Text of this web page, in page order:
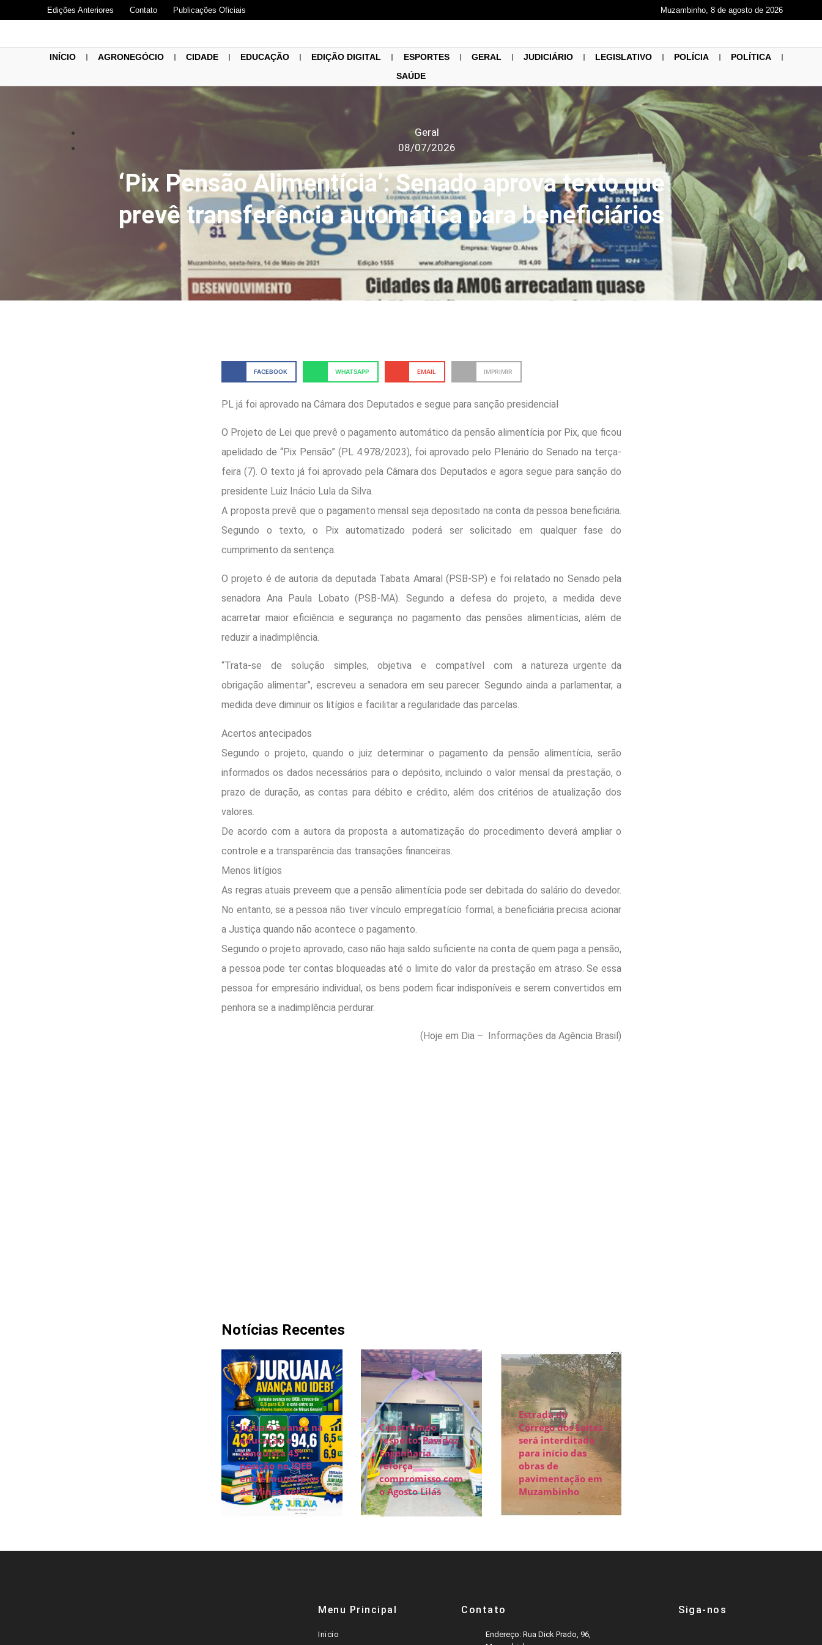
Edições Anteriores Contato Publicações Oficiais Muzambinho, 8 de agosto de 2026
INÍCIO AGRONEGÓCIO CIDADE EDUCAÇÃO EDIÇÃO DIGITAL ESPORTES GERAL JUDICIÁRIO LEGISLATIVO POLÍCIA
POLÍTICA
SAÚDE
Geral
08/07/2026
‘Pix Pensão Alimentícia’: Senado aprova texto que
prevê transferência automática para beneficiários
FACEBOOK WHATSAPP EMAIL IMPRIMIR
PL já foi aprovado na Câmara dos Deputados e segue para sanção presidencial
O Projeto de Lei que prevê o pagamento automático da pensão alimentícia por Pix, que ficou
apelidado de “Pix Pensão” (PL 4.978/2023), foi aprovado pelo Plenário do Senado na terça-
feira (7). O texto já foi aprovado pela Câmara dos Deputados e agora segue para sanção do
presidente Luiz Inácio Lula da Silva.
A proposta prevê que o pagamento mensal seja depositado na conta da pessoa beneficiária.
Segundo o texto, o Pix automatizado poderá ser solicitado em qualquer fase do
cumprimento da sentença.
O projeto é de autoria da deputada Tabata Amaral (PSB-SP) e foi relatado no Senado pela
senadora Ana Paula Lobato (PSB-MA). Segundo a defesa do projeto, a medida deve
acarretar maior eficiência e segurança no pagamento das pensões alimentícias, além de
reduzir a inadimplência.
“Trata-se de solução simples, objetiva e compatível com a natureza urgente da
obrigação alimentar”, escreveu a senadora em seu parecer. Segundo ainda a parlamentar, a
medida deve diminuir os litígios e facilitar a regularidade das parcelas.
Acertos antecipados
Segundo o projeto, quando o juiz determinar o pagamento da pensão alimentícia, serão
informados os dados necessários para o depósito, incluindo o valor mensal da prestação, o
prazo de duração, as contas para débito e crédito, além dos critérios de atualização dos
valores.
De acordo com a autora da proposta a automatização do procedimento deverá ampliar o
controle e a transparência das transações financeiras.
Menos litígios
As regras atuais preveem que a pensão alimentícia pode ser debitada do salário do devedor.
No entanto, se a pessoa não tiver vínculo empregatício formal, a beneficiária precisa acionar
a Justiça quando não acontece o pagamento.
Segundo o projeto aprovado, caso não haja saldo suficiente na conta de quem paga a pensão,
a pessoa pode ter contas bloqueadas até o limite do valor da prestação em atraso. Se essa
pessoa for empresário individual, os bens podem ficar indisponíveis e serem convertidos em
penhora se a inadimplência perdurar.
(Hoje em Dia – Informações da Agência Brasil)
Notícias Recentes
Juruaia avança na
educação e
conquista 43ª
posição no IDEB
entre municípios
de Minas Gerais
Construindo
respeito: Pavidez
Engenharia
reforça
compromisso com
o Agosto Lilás
Estrada do
Córrego dos Leites
será interditada
para início das
obras de
pavimentação em
Muzambinho
Menu Principal
Inicio
Contato
Endereço: Rua Dick Prado, 96,
Siga-nos